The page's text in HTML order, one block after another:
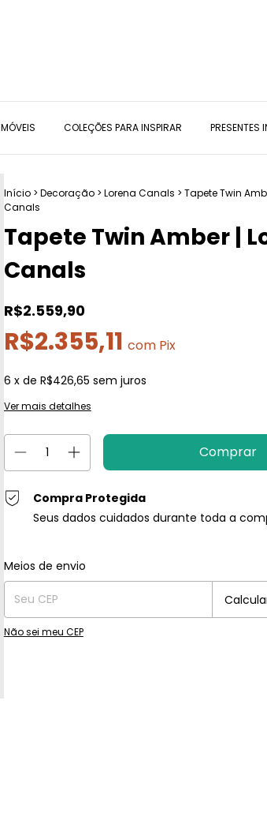
MÓVEIS COLEÇÕES PARA INSPIRAR PRESENTES
Início > Decoração > Lorena Canals > Tapete Twin
Canals
Tapete Twin Amber |
Canals
R$2.559,90
R$2.355,11 com Pix
6 x de R$426,65 sem juros
Ver mais detalhes
Compra Protegida
Seus dados cuidados durante toda a
Entregas para o CEP:
Meios de envio
Não sei meu CEP